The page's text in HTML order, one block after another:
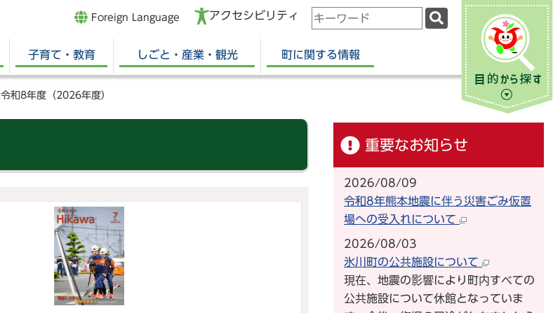
Foreign Language アクセシビリティ
検
キ
ー
子育て・教育 しごと・産業・観光 町に関する情報
令和8年度（2026年度）
重要なお知らせ
2026/08/09
令和8年熊本地震に伴う災害ごみ仮置
場への受入れについて
2026/08/03
氷川町の公共施設について
現在、地震の影響により町内すべての
公共施設について休館となっていま